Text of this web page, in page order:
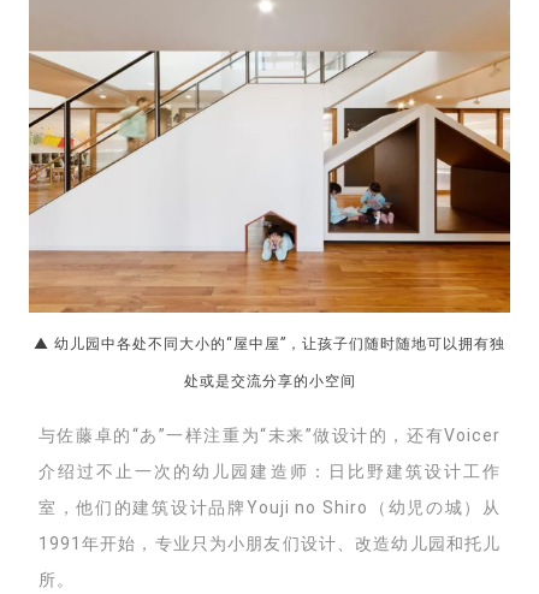
▲ 幼儿园中各处不同大小的“屋中屋”，让孩子们随时随地可以拥有独
处或是交流分享的小空间
与佐藤卓的“あ”一样注重为“未来”做设计的，还有Voicer
介绍过不止一次的幼儿园建造师：日比野建筑设计工作
室，他们的建筑设计品牌Youji no Shiro（幼児の城）从
1991年开始，专业只为小朋友们设计、改造幼儿园和托儿
所。